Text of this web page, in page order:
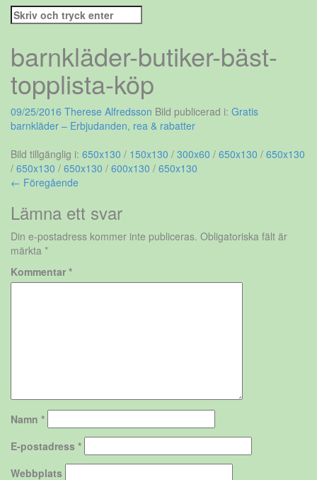
Sök
efter:
barnkläder-butiker-bäst-
topplista-köp
09/25/2016 Therese Alfredsson Bild publicerad i: Gratis
barnkläder – Erbjudanden, rea & rabatter
Bild tillgänglig i: 650x130 / 150x130 / 300x60 / 650x130 / 650x130
/ 650x130 / 650x130 / 600x130 / 650x130
← Föregående
Lämna ett svar
Din e-postadress kommer inte publiceras. Obligatoriska fält är
märkta *
Kommentar *
Namn *
E-postadress *
Webbplats